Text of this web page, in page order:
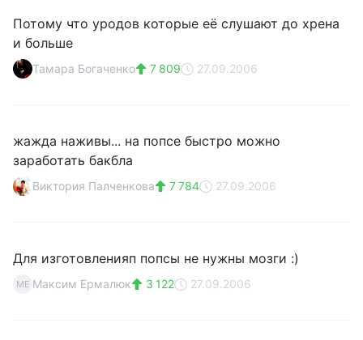
Потому что уродов которые её слушают до хрена
и больше
Тамара Богаченко 7 809 27.09.2006
жажда наживы... на попсе быстро можно
заработать бакбла
Виктория Палченкова 7 784 27.09.2006
Для изготовленияп попсы не нужны мозги :)
МЕ Максим Ермалюк 3 122 27.09.2006